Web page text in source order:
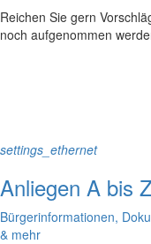
Reichen Sie gern
noch aufgenommen
settings_ethernet
Anliegen A bis Z
Bürgerinformationen,
& mehr